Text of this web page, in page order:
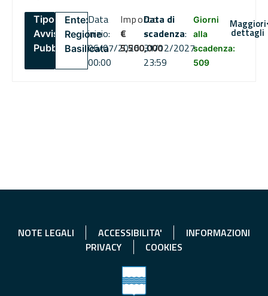
Tipo:
Avviso
Pubblico
Ente:
Regione
Basilicata
Data
inizio:
06/07/2026
00:00
Importo
€
5,500,000
Data di
scadenza:
31/12/2027
23:59
Giorni
alla
scadenza:
509
Maggiori
dettagli
NOTE LEGALI ACCESSIBILITA'
INFORMAZIONI
PRIVACY
COOKIES